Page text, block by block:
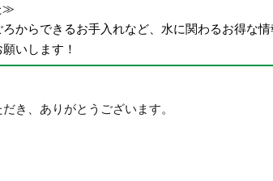
≫
からできるお手入れなど、水に関わるお得な情
いします！
き、ありがとうございます。